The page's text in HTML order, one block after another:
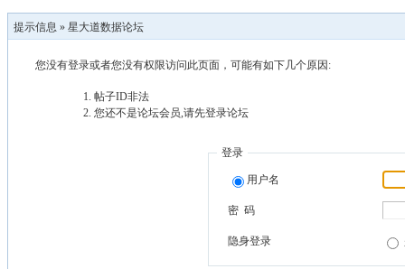
提示信息 » 星大道数据论坛
您没有登录或者您没有权限访问此页面，可能有如下几个原因:
帖子ID非法
您还不是论坛会员,请先登录论坛
登录
用户名
密 码
隐身登录